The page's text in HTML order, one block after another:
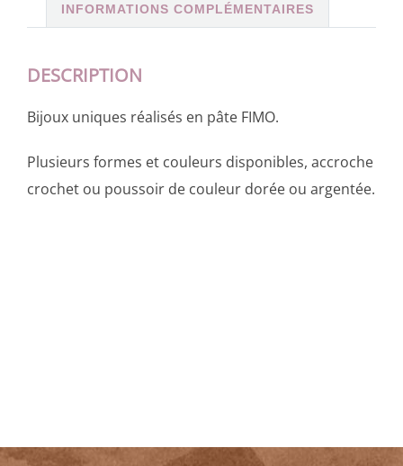
INFORMATIONS COMPLÉMENTAIRES
DESCRIPTION
Bijoux uniques réalisés en pâte FIMO.
Plusieurs formes et couleurs disponibles, accroche
crochet ou poussoir de couleur dorée ou argentée.